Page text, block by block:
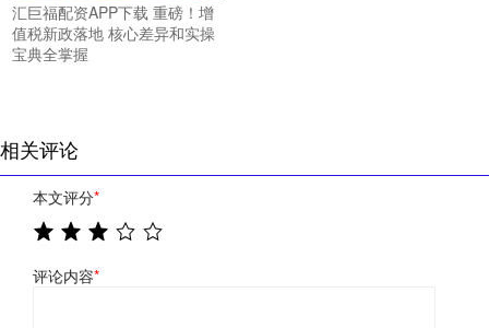
汇巨福配资APP下载 重磅！增
值税新政落地 核心差异和实操
宝典全掌握
相关评论
本文评分*
评论内容*